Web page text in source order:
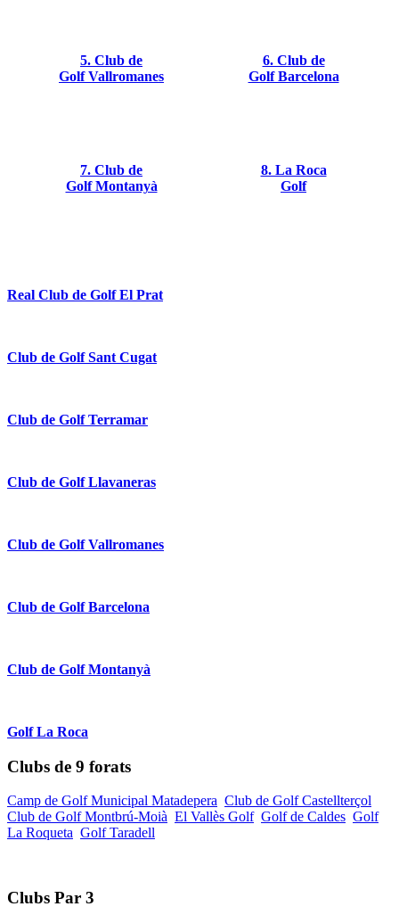
5. Club de
Golf Vallromanes
6. Club de
Golf Barcelona
7. Club de
Golf Montanyà
8. La Roca
Golf
Real Club de Golf El Prat
Club de Golf Sant Cugat
Club de Golf Terramar
Club de Golf Llavaneras
Club de Golf Vallromanes
Club de Golf Barcelona
Club de Golf Montanyà
Golf La Roca
Clubs de 9 forats
Camp de Golf Municipal Matadepera Club de Golf Castellterçol
Club de Golf Montbrú-Moià El Vallès Golf Golf de Caldes Golf
La Roqueta Golf Taradell
Clubs Par 3